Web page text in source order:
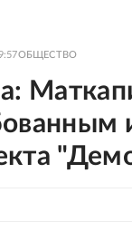
ОБЩЕСТВО